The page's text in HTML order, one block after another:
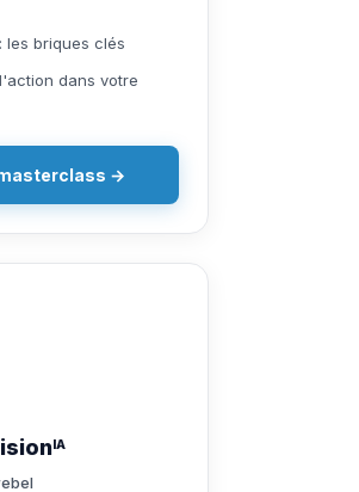
les briques clés
dans votre
→
IA